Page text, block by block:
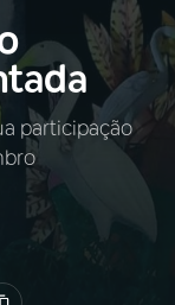
participação